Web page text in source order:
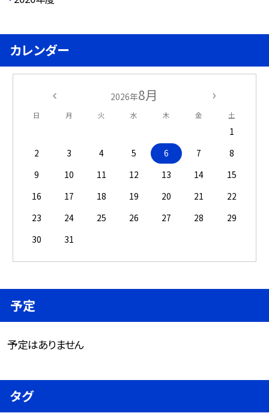
カレンダー
2026年8月
日 月 火 水 木 金 土
1
2
3 4 5 6 7
8
9
10 11 12 13 14
15
16
17 18 19 20 21
22
23
24 25 26 27 28
29
30
31
予定
予定はありません
タグ